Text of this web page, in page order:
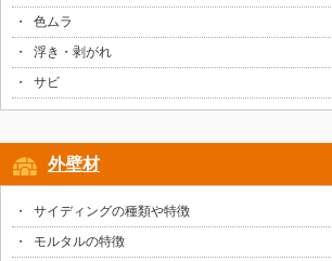
色ムラ
浮き・剥がれ
サビ
外壁材
サイディングの種類や特徴
モルタルの特徴